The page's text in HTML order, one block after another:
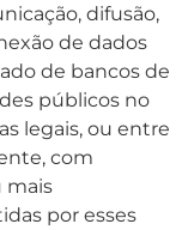
difusão,
de dados
de bancos de
públicos no
legais, ou entre
com
mais
por esses